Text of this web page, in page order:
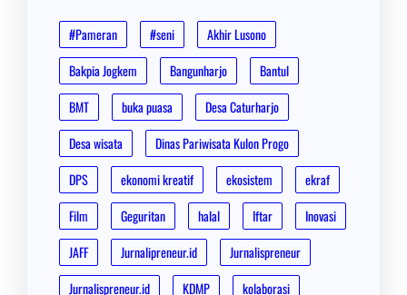
#Pameran #seni
Akhir Lusono
Bakpia Jogkem
Bangunharjo
Bantul
BMT
buka puasa
Desa Caturharjo
Desa wisata
Dinas Pariwisata Kulon Progo
DPS
ekonomi kreatif ekosistem
ekraf
Film
Geguritan halal Iftar
Inovasi
JAFF
Jurnalipreneur.id
Jurnalispreneur
Jurnalispreneur.id
KDMP
kolaborasi